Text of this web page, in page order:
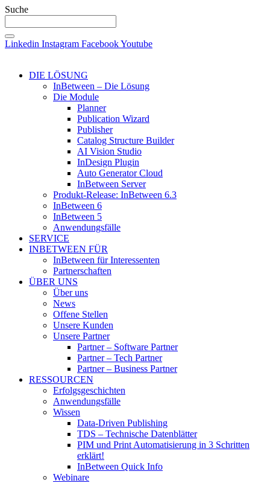
Suche
Linkedin Instagram FacebookYoutube
DIE LÖSUNG
InBetween – Die Lösung
Die Module
Planner
Publication Wizard
Publisher
Catalog Structure Builder
AI Vision Studio
InDesign Plugin
Auto Generator Cloud
InBetween Server
Produkt-Release: InBetween 6.3
InBetween 6
InBetween 5
Anwendungsfälle
SERVICE
INBETWEEN FÜR
InBetween für Interessenten
Partnerschaften
ÜBER UNS
Über uns
News
Offene Stellen
Unsere Kunden
Unsere Partner
Partner – Software Partner
Partner – Tech Partner
Partner – Business Partner
RESSOURCEN
Erfolgsgeschichten
Anwendungsfälle
Wissen
Data-Driven Publishing
TDS – Technische Datenblätter
PIM und Print Automatisierung in 3 Schritten
erklärt!
InBetween Quick Info
Webinare